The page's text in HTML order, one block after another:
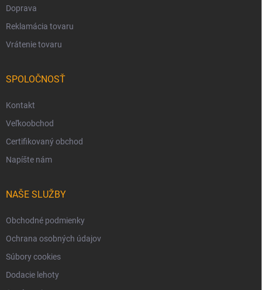
Doprava
Reklamácia tovaru
Vrátenie tovaru
SPOLOČNOSŤ
Kontakt
Veľkoobchod
Certifikovaný obchod
Napíšte nám
NAŠE SLUŽBY
Obchodné podmienky
Ochrana osobných údajov
Súbory cookies
Dodacie lehoty